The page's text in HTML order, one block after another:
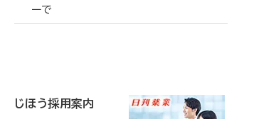
ーで
じほう採用案内